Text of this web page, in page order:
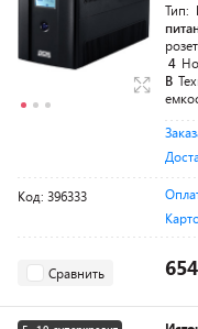
Тип:
4
В
Код: 396333
Сравнить